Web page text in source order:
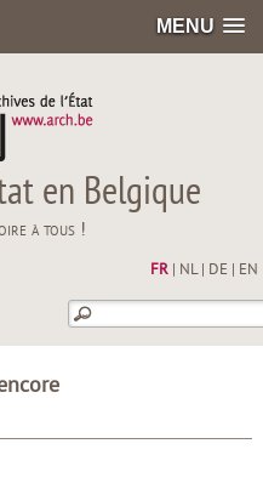
MENU
en Belgique
à tous !
FR| NL| DE EN